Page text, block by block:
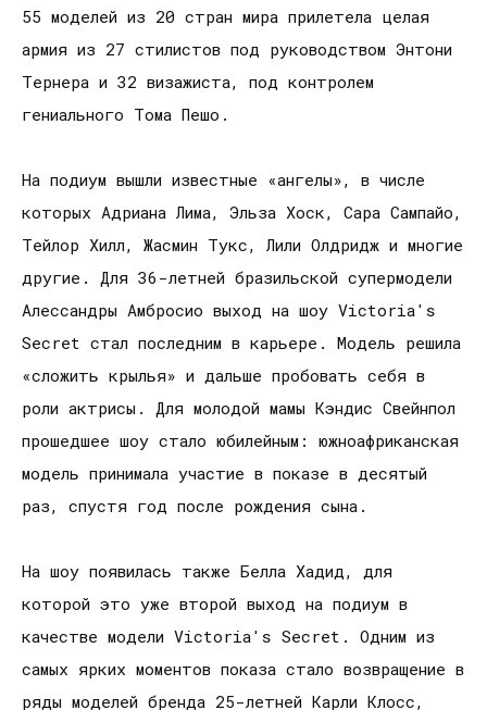
55 моделей из 20 стран мира прилетела целая
армия из 27 стилистов под руководством Энтони
Тернера и 32 визажиста, под контролем
гениального Тома Пешо.
На подиум вышли известные «ангелы», в числе
которых Адриана Лима, Эльза Хоск, Сара Сампайо,
Тейлор Хилл, Жасмин Тукс, Лили Олдридж и многие
другие. Для 36-летней бразильской супермодели
Алессандры Амбросио выход на шоу Victoria's
Secret стал последним в карьере. Модель решила
«сложить крылья» и дальше пробовать себя в
роли актрисы. Для молодой мамы Кэндис Свейнпол
прошедшее шоу стало юбилейным: южноафриканская
модель принимала участие в показе в десятый
раз, спустя год после рождения сына.
На шоу появилась также Белла Хадид, для
которой это уже второй выход на подиум в
качестве модели Victoria's Secret. Одним из
самых ярких моментов показа стало возвращение в
ряды моделей бренда 25-летней Карли Клосс,